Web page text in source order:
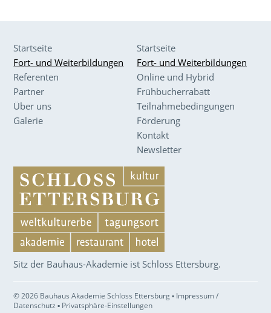
Startseite
Fort- und Weiterbildungen
Referenten
Partner
Über uns
Galerie
Startseite
Fort- und Weiterbildungen
Online und Hybrid
Frühbucherrabatt
Teilnahmebedingungen
Förderung
Kontakt
Newsletter
Sitz der Bauhaus-Akademie ist Schloss Ettersburg.
© 2026 Bauhaus Akademie Schloss Ettersburg ▪ Impressum /
Datenschutz ▪ Privatsphäre-Einstellungen